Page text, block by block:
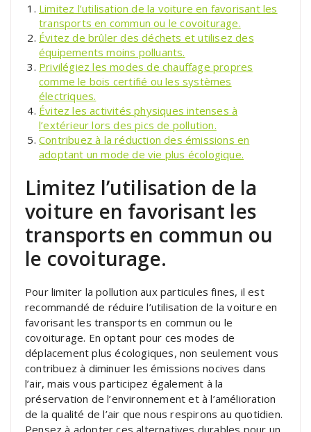
Limitez l’utilisation de la voiture en favorisant les
transports en commun ou le covoiturage.
Évitez de brûler des déchets et utilisez des
équipements moins polluants.
Privilégiez les modes de chauffage propres
comme le bois certifié ou les systèmes
électriques.
Évitez les activités physiques intenses à
l’extérieur lors des pics de pollution.
Contribuez à la réduction des émissions en
adoptant un mode de vie plus écologique.
Limitez l’utilisation de la
voiture en favorisant les
transports en commun ou
le covoiturage.
Pour limiter la pollution aux particules fines, il est
recommandé de réduire l’utilisation de la voiture en
favorisant les transports en commun ou le
covoiturage. En optant pour ces modes de
déplacement plus écologiques, non seulement vous
contribuez à diminuer les émissions nocives dans
l’air, mais vous participez également à la
préservation de l’environnement et à l’amélioration
de la qualité de l’air que nous respirons au quotidien.
Pensez à adopter ces alternatives durables pour un